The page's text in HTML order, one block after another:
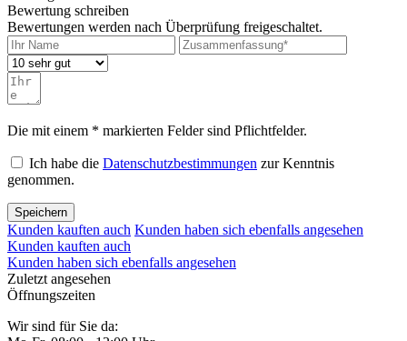
Bewertung schreiben
Bewertungen werden nach Überprüfung freigeschaltet.
Die mit einem * markierten Felder sind Pflichtfelder.
Ich habe die Datenschutzbestimmungen zur Kenntnis
genommen.
Speichern
Kunden kauften auch Kunden haben sich ebenfalls angesehen
Kunden kauften auch
Kunden haben sich ebenfalls angesehen
Zuletzt angesehen
Öffnungszeiten
Wir sind für Sie da: